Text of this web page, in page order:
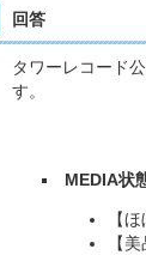
回答
タワーレコード
す。
MEDIA状
【
【